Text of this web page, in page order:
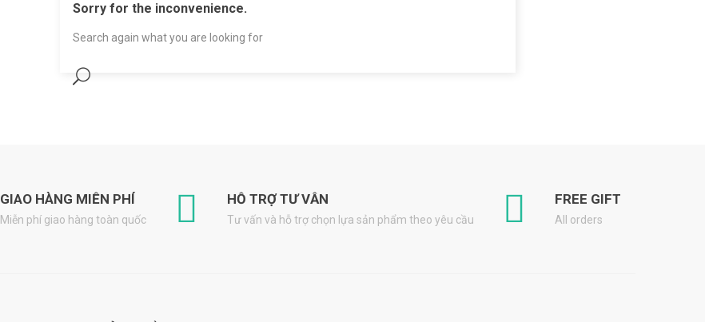
Sorry for the inconvenience.
Search again what you are looking for
GIAO HÀNG MIỄN PHÍ
Miễn phí giao hàng toàn quốc
HỖ TRỢ TƯ VẪN
Tư vấn và hỗ trợ chọn lựa sản phẩm theo yêu cầu
FREE GIFT
All orders